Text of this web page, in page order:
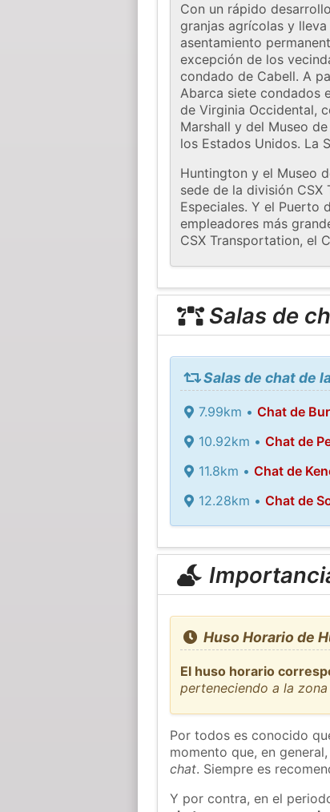
Con un rápido
granjas agrícolas y
asentamiento
excepción de los
condado de Cabell. A
Abarca siete condados
de Virginia Occidental,
Marshall y del Museo
los Estados Unidos. La
Huntington y el Museo
sede de la división
Especiales. Y el Puerto
empleadores más
CSX Transportation, el
Salas de
Salas de chat de
7.99km • Chat de
10.92km • Chat de
11.8km • Chat de
12.28km • Chat de
Huso Horario de
El huso horario
perteneciendo a la
Por todos es conocido
momento que, en
chat. Siempre es
Y por contra, en el